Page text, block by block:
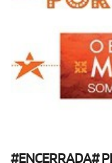
#ENCERRADA#